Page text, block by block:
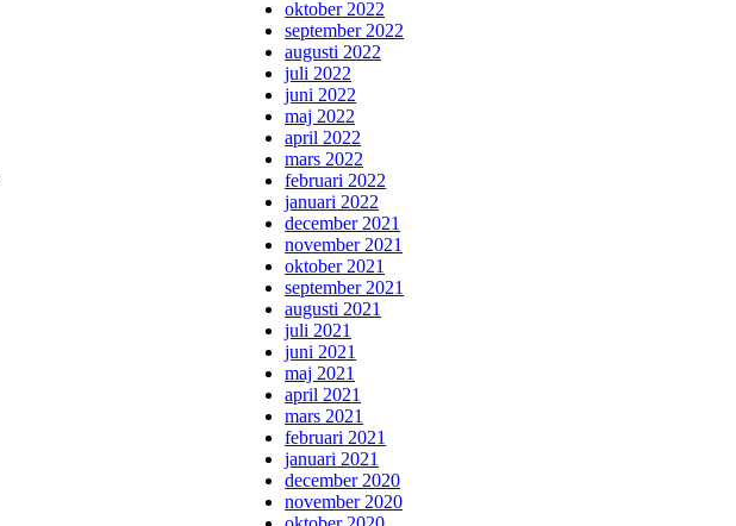
oktober 2022
september 2022
augusti 2022
juli 2022
juni 2022
maj 2022
april 2022
mars 2022
februari 2022
januari 2022
december 2021
november 2021
oktober 2021
september 2021
augusti 2021
juli 2021
juni 2021
maj 2021
april 2021
mars 2021
februari 2021
januari 2021
december 2020
november 2020